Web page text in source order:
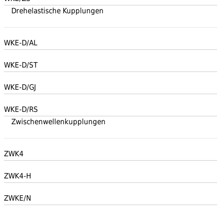
Drehelastische Kupplungen
WKE-D/AL
WKE-D/ST
WKE-D/GJ
WKE-D/RS
Zwischenwellenkupplungen
ZWK4
ZWK4-H
ZWKE/N